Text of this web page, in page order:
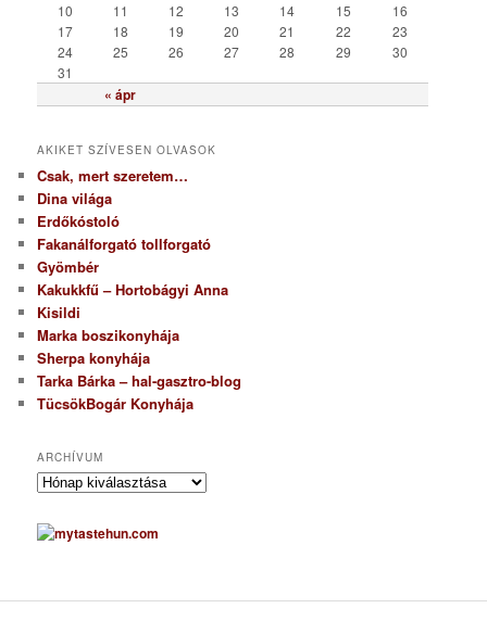
« ápr
10
11 12 13 14 15
16
17
18 19 20 21 22
23
24
25 26 27 28 29
30
31
AKIKET SZÍVESEN OLVASOK
Csak, mert szeretem…
Dina világa
Erdőkóstoló
Fakanálforgató tollforgató
Gyömbér
Kakukkfű – Hortobágyi Anna
Kisildi
Marka boszikonyhája
Sherpa konyhája
Tarka Bárka – hal-gasztro-blog
TücsökBogár Konyhája
ARCHÍVUM
A
c
h
u